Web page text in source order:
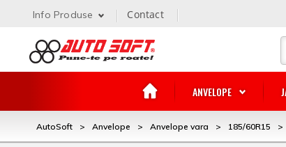
ANVELOPE
Info Produse Contact
AutoSoft > Anvelope > Anvelope vara > 185/60R15 >